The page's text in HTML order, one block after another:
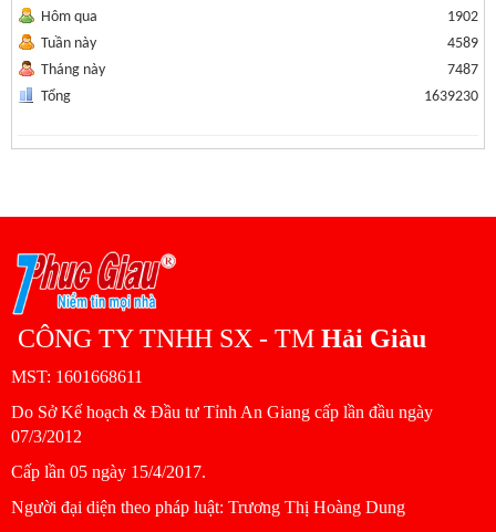
Hôm qua
Tuần này
Tháng này
Tổng
1902
4589
7487
1639230
CÔNG TY TNHH SX - TM Hải Giàu
MST: 1601668611
Do Sở Kế hoạch & Đầu tư Tỉnh An Giang cấp lần đầu ngày
07/3/2012
Cấp lần 05 ngày 15/4/2017.
Người đại diện theo pháp luật: Trương Thị Hoàng Dung